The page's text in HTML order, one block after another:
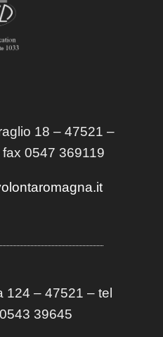
18 – 47521 –
0547 369119
124 – 47521 – tel
39645